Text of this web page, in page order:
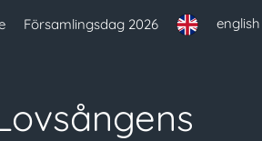
Församlingsdag 2026 english